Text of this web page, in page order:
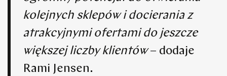
kolejnych sklepów i docierania z
atrakcyjnymi ofertami do jeszcze
większej liczby klientów– dodaje
Rami Jensen.